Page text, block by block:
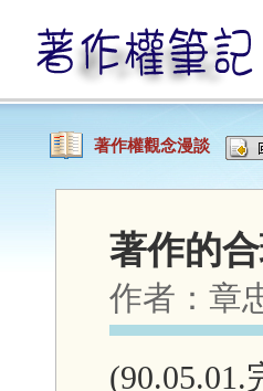
著作權觀念漫談
著作的
作者： 章
(90.05.01.